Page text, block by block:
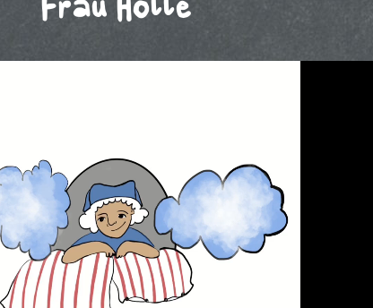
Frau Holle